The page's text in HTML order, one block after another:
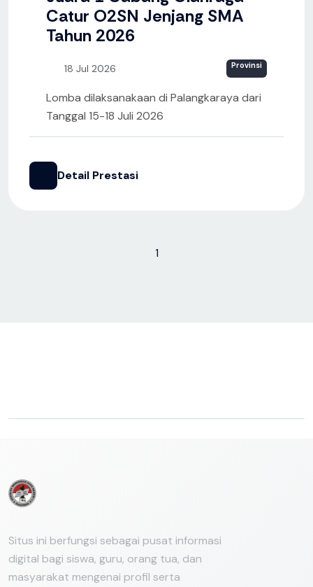
Catur O2SN Jenjang SMA
Tahun 2026
18 Jul 2026 Provinsi
Lomba dilaksanakaan di Palangkaraya dari
Tanggal 15-18 Juli 2026
Detail Prestasi
1
Situs ini berfungsi sebagai pusat informasi
digital bagi siswa, guru, orang tua, dan
masyarakat mengenai profil serta